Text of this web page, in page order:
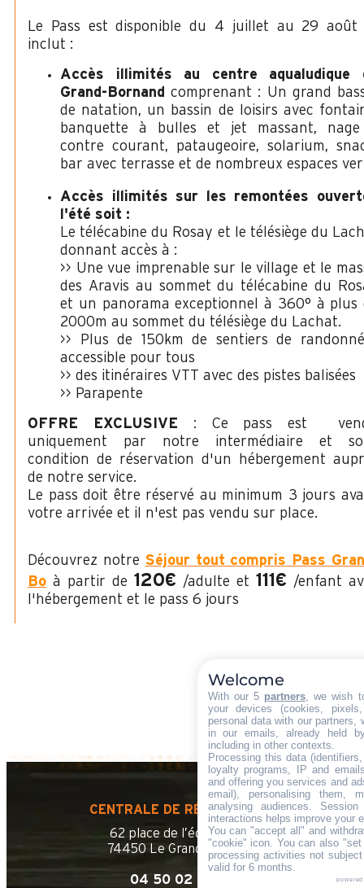
Le Pass est disponible du 4 juillet au 29 août
inclut :
Accès illimités au centre aqualudique
Grand-Bornand comprenant : Un grand
de natation, un bassin de loisirs avec
banquette à bulles et jet massant,
contre courant, pataugeoire, solarium,
bar avec terrasse et de nombreux espaces
Accès illimités sur les remontées
l'été soit :
Le télécabine du Rosay et le télésiège du
donnant accès à :
>> Une vue imprenable sur le village et le
des Aravis au sommet du télécabine du
et un panorama exceptionnel à 360° à plus
2000m au sommet du télésiège du Lachat.
>> Plus de 150km de sentiers de
accessible pour tous
>> des itinéraires VTT avec des pistes balisées
>> Parapente
OFFRE EXCLUSIVE : Ce pass est
uniquement par notre intermédiaire et
condition de réservation d'un hébergement
de notre service.
Le pass doit être réservé au minimum 3 jours
votre arrivée et il n'est pas vendu sur place.
Découvrez notre Séjour tout compris Pass
Bo à partir de 120€ /adulte et 111€ /enfant
l'hébergement et le pass 6 jours
CENTRALE DE RÉSERVATION
62 place de l’église BP 11
74450 Le Grand-Bornand
04 50 02 78 06
Welcome
With our 5 partners, we wish
your devices (cookies,
personal data with our partners,
in our emails, already held
including in other contexts.
Processing this data
loyalty programs, IP and
and offering you services and
email), personalising them,
analysing audiences.
interactions helps improve your
You can "accept all" and
"cookie" icon. You can also
processing activities not
valid for 6 months.